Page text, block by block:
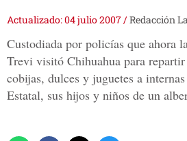
Actualizado: 04 julio 2007/Redacción
Custodiada por policías que ahora
Trevi visitó Chihuahua para repartir
cobijas, dulces y juguetes a
Estatal, sus hijos y niños de un